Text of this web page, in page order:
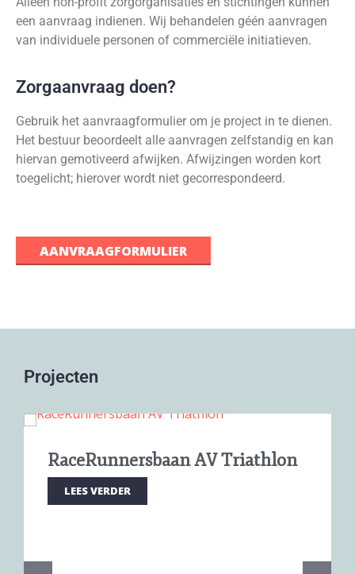
een aanvraag indienen. Wij behandelen géén aanvragen
van individuele personen of commerciële initiatieven.
Zorgaanvraag doen?
Gebruik het aanvraagformulier om je project in te dienen.
Het bestuur beoordeelt alle aanvragen zelfstandig en kan
hiervan gemotiveerd afwijken. Afwijzingen worden kort
toegelicht; hierover wordt niet gecorrespondeerd.
AANVRAAGFORMULIER
Projecten
RaceRunnersbaan AV Triathlon
LEES VERDER